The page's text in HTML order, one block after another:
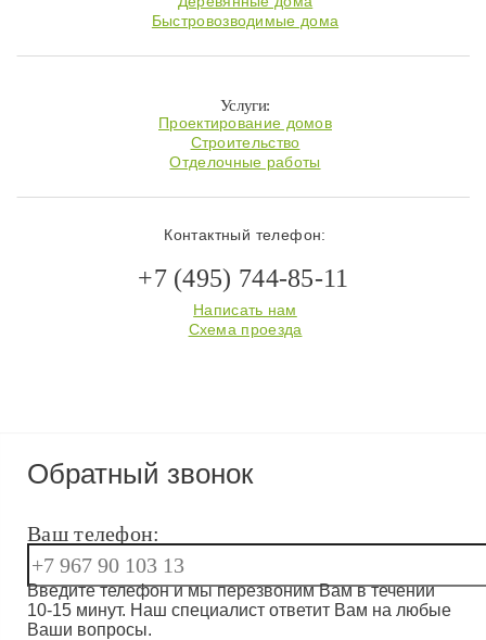
Быстровозводимые дома
Услуги:
Проектирование домов
Строительство
Отделочные работы
Контактный телефон:
+7 (495) 744-85-11
Написать нам
Схема проезда
Обратный звонок
Ваш телефон:
Введите телефон и мы перезвоним Вам в течении
10-15 минут. Наш специалист ответит Вам на любые
Ваши вопросы.